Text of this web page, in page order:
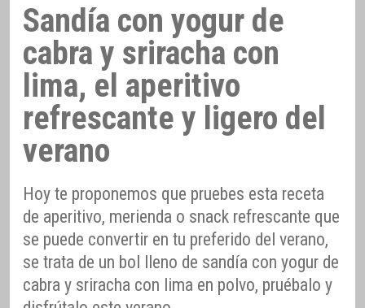
Sandía con yogur de
cabra y sriracha con
lima, el aperitivo
refrescante y ligero del
verano
Hoy te proponemos que pruebes esta receta
de aperitivo, merienda o snack refrescante que
se puede convertir en tu preferido del verano,
se trata de un bol lleno de sandía con yogur de
cabra y sriracha con lima en polvo, pruébalo y